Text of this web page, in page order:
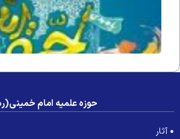
حوزه علمیه امام خمینی(ره)
آثار